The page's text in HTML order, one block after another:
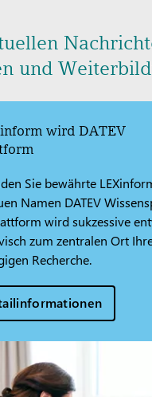
und
wird DATEV
Sie bewährte
Namen DATEV
wird sukzessive
zum zentralen Ort
Recherche.